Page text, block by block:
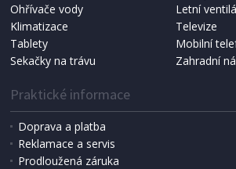
Ohřívače vody
Letní
Klimatizace
Televize
Tablety
Mobilní
Sekačky na trávu
Zahradní
Praktické informace
Doprava a platba
Reklamace a servis
Prodloužená záruka